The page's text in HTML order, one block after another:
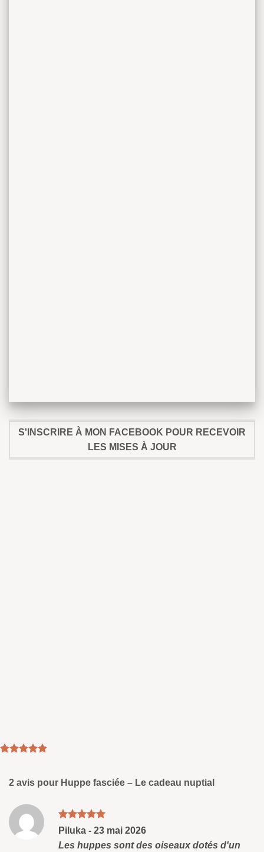
S'INSCRIRE À MON FACEBOOK POUR RECEVOIR
LES MISES À JOUR
notations
2 avis pour Huppe fasciée – Le cadeau nuptial
Note5 sud
5
Piluka - 23 mai 2026
Les huppes sont des oiseaux dotés d'un